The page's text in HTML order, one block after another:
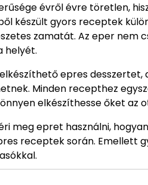
évről évre töretlen,
készült gyors receptek
zamatát. Az eper nem
helyét.
epres
Minden recepthez
elkészíthesse őket az
meg epret használni,
receptek során.